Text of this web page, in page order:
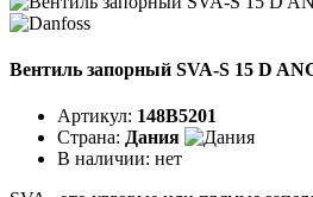
Вентиль запорный SVA-S 15 D
Артикул: 148B5201
Страна: Дания
В наличии: нет